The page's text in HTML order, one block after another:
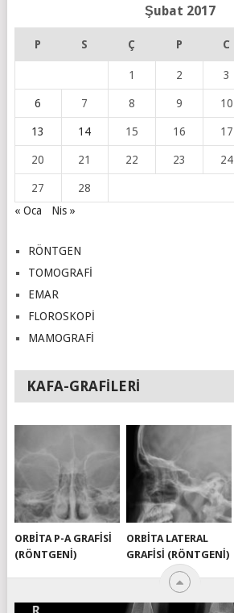
Şubat 2017
P S Ç P C
1 2 3
6 7 8 9 10
13 14 15 16 17
20 21 22 23 24
27
28
« Oca
Nis »
RÖNTGEN
TOMOGRAFİ
EMAR
FLOROSKOPİ
MAMOGRAFİ
KAFA-GRAFILERI
ORBITA P-A GRAFISI
(RÖNTGENI)
ORBITA LATERAL
GRAFISI (RÖNTGENI)